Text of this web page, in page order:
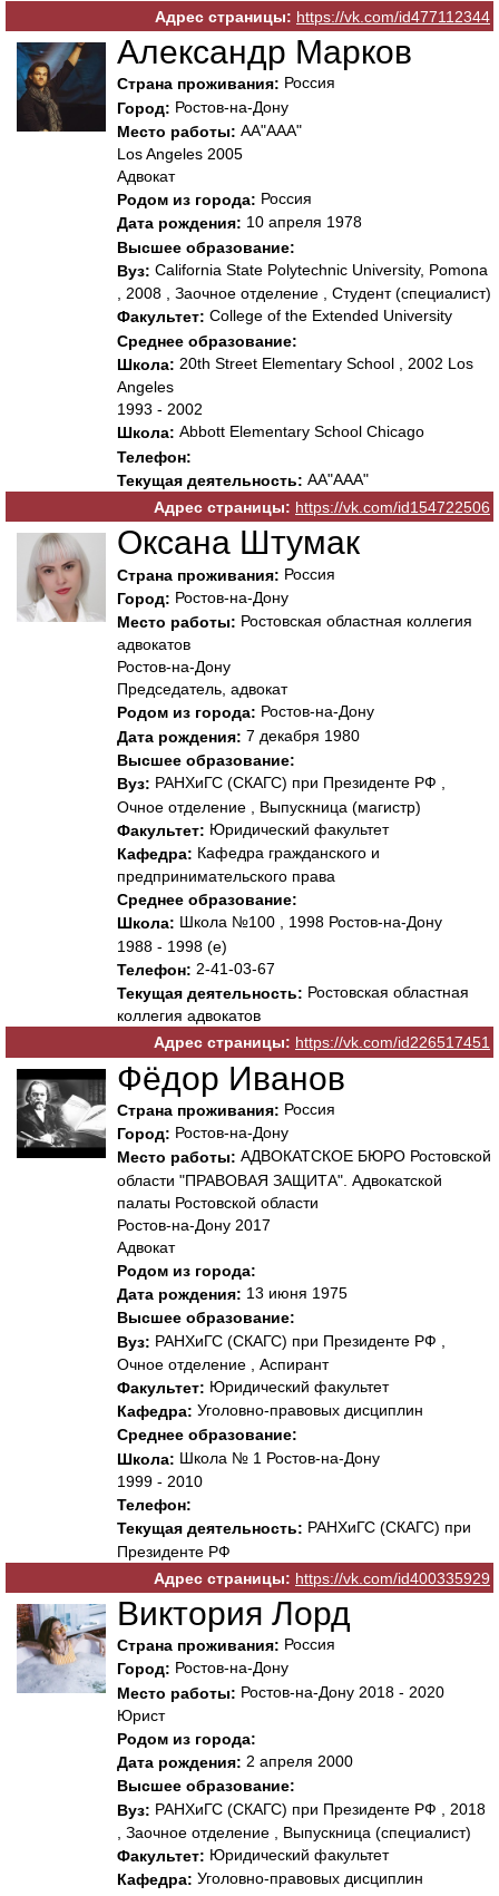
Адрес страницы: https://vk.com/id477112344
Александр Марков
Страна проживания: Россия
Город: Ростов-на-Дону
Место работы: АА"ААА"
Los Angeles 2005
Адвокат
Родом из города: Россия
Дата рождения: 10 апреля 1978
Высшее образование:
Вуз: California State Polytechnic University, Pomona
, 2008 , Заочное отделение , Студент (специалист)
Факультет: College of the Extended University
Среднее образование:
Школа: 20th Street Elementary School , 2002 Los
Angeles
1993 - 2002
Школа: Abbott Elementary School Chicago
Телефон:
Текущая деятельность: АА"ААА"
Адрес страницы: https://vk.com/id154722506
Оксана Штумак
Страна проживания: Россия
Город: Ростов-на-Дону
Место работы: Ростовская областная коллегия
адвокатов
Ростов-на-Дону
Председатель, адвокат
Родом из города: Ростов-на-Дону
Дата рождения: 7 декабря 1980
Высшее образование:
Вуз: РАНХиГС (СКАГС) при Президенте РФ ,
Очное отделение , Выпускница (магистр)
Факультет: Юридический факультет
Кафедра: Кафедра гражданского и
предпринимательского права
Среднее образование:
Школа: Школа №100 , 1998 Ростов-на-Дону
1988 - 1998 (е)
Телефон: 2-41-03-67
Текущая деятельность: Ростовская областная
коллегия адвокатов
Адрес страницы: https://vk.com/id226517451
Фёдор Иванов
Страна проживания: Россия
Город: Ростов-на-Дону
Место работы: АДВОКАТСКОЕ БЮРО Ростовской
области "ПРАВОВАЯ ЗАЩИТА". Адвокатской
палаты Ростовской области
Ростов-на-Дону 2017
Адвокат
Родом из города:
Дата рождения: 13 июня 1975
Высшее образование:
Вуз: РАНХиГС (СКАГС) при Президенте РФ ,
Очное отделение , Аспирант
Факультет: Юридический факультет
Кафедра: Уголовно-правовых дисциплин
Среднее образование:
Школа: Школа № 1 Ростов-на-Дону
1999 - 2010
Телефон:
Текущая деятельность: РАНХиГС (СКАГС) при
Президенте РФ
Адрес страницы: https://vk.com/id400335929
Виктория Лорд
Страна проживания: Россия
Город: Ростов-на-Дону
Место работы: Ростов-на-Дону 2018 - 2020
Юрист
Родом из города:
Дата рождения: 2 апреля 2000
Высшее образование:
Вуз: РАНХиГС (СКАГС) при Президенте РФ , 2018
, Заочное отделение , Выпускница (специалист)
Факультет: Юридический факультет
Кафедра: Уголовно-правовых дисциплин